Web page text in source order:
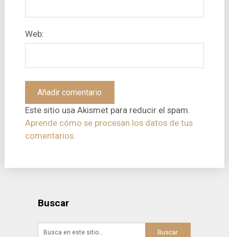
Web:
Este sitio usa Akismet para reducir el spam.
Aprende cómo se procesan los datos de tus
comentarios.
Buscar